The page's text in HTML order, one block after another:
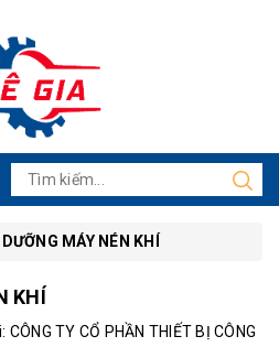
DƯỠNG MÁY NÉN KHÍ
KHÍ
CÔNG TY CỔ PHẦN THIẾT BỊ CÔNG